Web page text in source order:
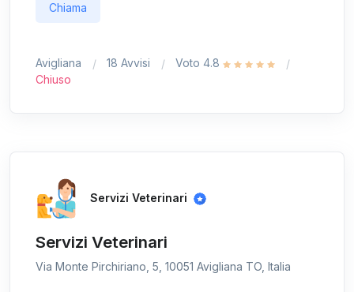
Chiama
Avigliana 18 Avvisi
Voto 4.8
Chiuso
Servizi Veterinari
Servizi Veterinari
Via Monte Pirchiriano, 5, 10051 Avigliana TO, Italia